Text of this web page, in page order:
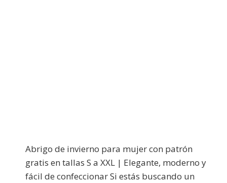
Abrigo de invierno para mujer con patrón
gratis en tallas S a XXL | Elegante, moderno y
fácil de confeccionar Si estás buscando un